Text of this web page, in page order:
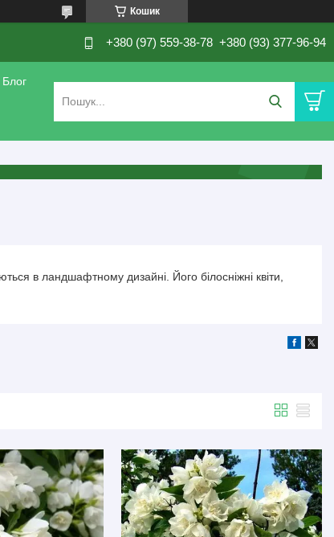
Кошик
+380 (97) 559-38-78 +380 (93) 377-96-94
Блог
в ландшафтному дизайні. Його білосніжні квіти,